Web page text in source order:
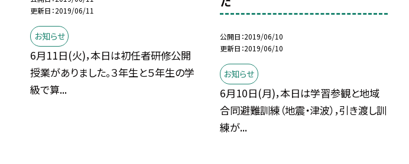
更新日 2019/06/11
お知らせ
6月11日(火)，本日は初任者研修公開
授業がありました。３年生と５年生の学
級で算...
公開日 2019/06/10
更新日 2019/06/10
お知らせ
6月10日(月)，本日は学習参観と地域
合同避難訓練（地震・津波），引き渡し訓
練が...